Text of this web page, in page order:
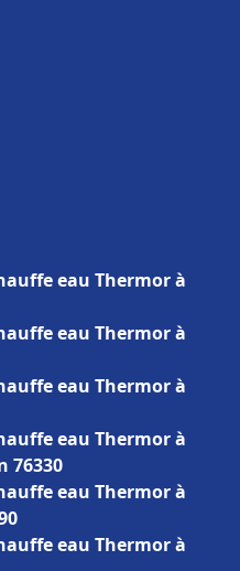
eau Thermor à
eau Thermor à
eau Thermor à
eau Thermor à
76330
eau Thermor à
eau Thermor à